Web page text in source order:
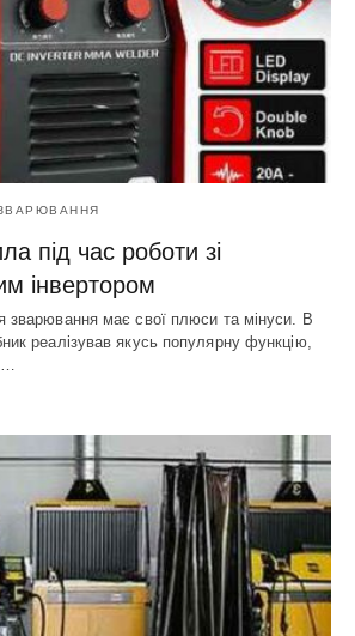
під час роботи зі
інвертором
зварювання має свої плюси та мінуси. В
реалізував якусь популярну функцію,